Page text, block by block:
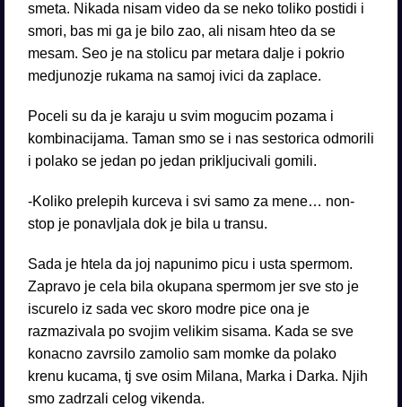
smeta. Nikada nisam video da se neko toliko postidi i
smori, bas mi ga je bilo zao, ali nisam hteo da se
mesam. Seo je na stolicu par metara dalje i pokrio
medjunozje rukama na samoj ivici da zaplace.
Poceli su da je karaju u svim mogucim pozama i
kombinacijama. Taman smo se i nas sestorica odmorili
i polako se jedan po jedan prikljucivali gomili.
-Koliko prelepih kurceva i svi samo za mene… non-
stop je ponavljala dok je bila u transu.
Sada je htela da joj napunimo picu i usta spermom.
Zapravo je cela bila okupana spermom jer sve sto je
iscurelo iz sada vec skoro modre pice ona je
razmazivala po svojim velikim sisama. Kada se sve
konacno zavrsilo zamolio sam momke da polako
krenu kucama, tj sve osim Milana, Marka i Darka. Njih
smo zadrzali celog vikenda.